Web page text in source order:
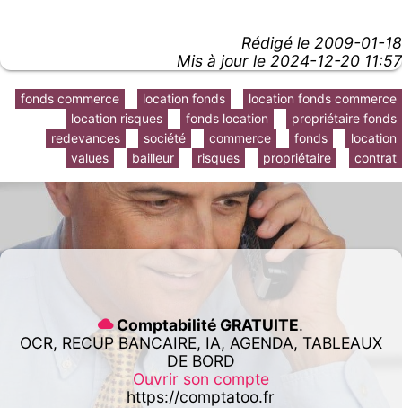
Rédigé le 2009-01-18
Mis à jour le 2024-12-20 11:57
location fonds commerce
location fonds
fonds commerce
propriétaire fonds
fonds location
location risques
location
fonds
commerce
société
redevances
contrat
propriétaire
risques
bailleur
values
Comptabilité GRATUITE.
OCR, RECUP BANCAIRE, IA, AGENDA, TABLEAUX
DE BORD
Ouvrir son compte
https://comptatoo.fr